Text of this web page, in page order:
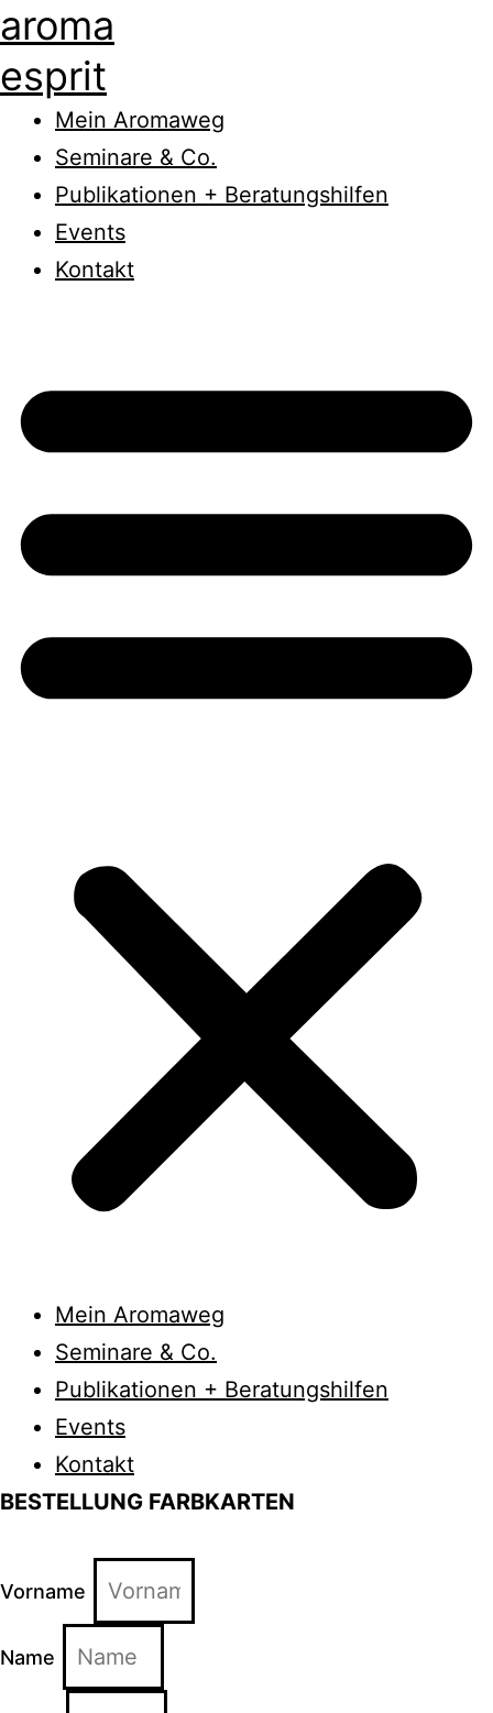
aroma
esprit
Mein Aromaweg
Seminare & Co.
Publikationen + Beratungshilfen
Events
Kontakt
Mein Aromaweg
Seminare & Co.
Publikationen + Beratungshilfen
Events
Kontakt
BESTELLUNG FARBKARTEN
Vorname
Name